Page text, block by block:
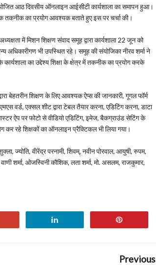
आठ दिवसीय ऑनलाइन आईसीटी कार्यशाला का समापन हुआ।
तकनीक का प्रयोग आवश्यक बताते हुए इस पर चर्चा की।
में मिशन शिक्षण संवाद समूह द्वारा कार्यशाला 22 जून को
अधिकारीगण भी उपस्थित रहे। समूह की संयोजिका नीरव शर्मा ने
का उद्देश्य शिक्षा के क्षेत्र में तकनीक का प्रयोग करके
बेहतरीन शिक्षण के लिए आवश्यक ऐप्स की जानकारी, गूगल फॉर्म
वर्ड, एक्सल शीट द्वारा टेबल तैयार करना, एडिटिंग करना, डाटा
ऐप पर फोटो से वीडियो एडिटिंग, इमेज, बैकग्राउंड सेटिंग के
रहे शिक्षकों का ऑनलाइन प्रैक्टिकल भी लिया गया।
ज्योति, वीरेंद्र परनामी, शिवम्, नवीन पोरवाल, आयुषी, रुपम,
शर्मा, ओजस्विनी कौशिक, लता शर्मा, मो. असलम, राजकुमार,
Previous